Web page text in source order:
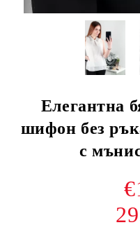
Елегантна
шифон без
с